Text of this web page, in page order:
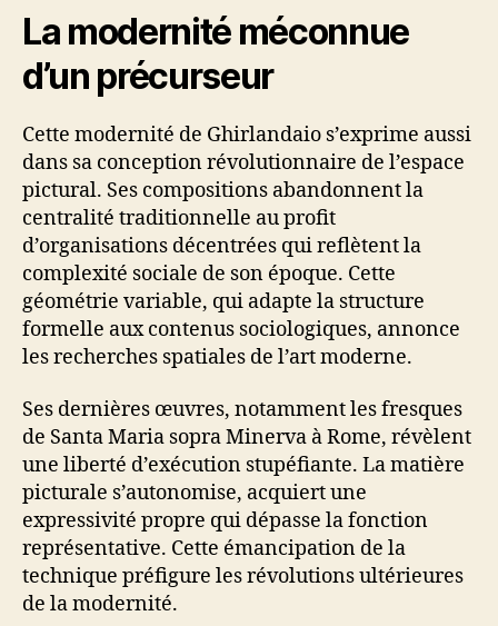
La modernité méconnue
d’un précurseur
Cette modernité de Ghirlandaio s’exprime aussi
dans sa conception révolutionnaire de l’espace
pictural. Ses compositions abandonnent la
centralité traditionnelle au profit
d’organisations décentrées qui reflètent la
complexité sociale de son époque. Cette
géométrie variable, qui adapte la structure
formelle aux contenus sociologiques, annonce
les recherches spatiales de l’art moderne.
Ses dernières œuvres, notamment les fresques
de Santa Maria sopra Minerva à Rome, révèlent
une liberté d’exécution stupéfiante. La matière
picturale s’autonomise, acquiert une
expressivité propre qui dépasse la fonction
représentative. Cette émancipation de la
technique préfigure les révolutions ultérieures
de la modernité.